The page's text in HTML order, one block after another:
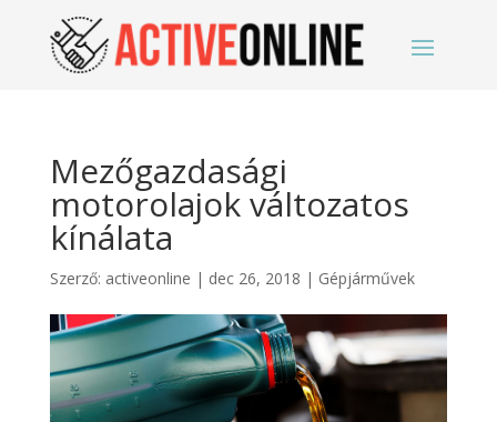
Mezőgazdasági
motorolajok változatos
kínálata
Szerző: activeonline | dec 26, 2018 | Gépjárművek